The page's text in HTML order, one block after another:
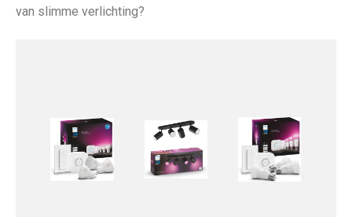
van slimme verlichting?